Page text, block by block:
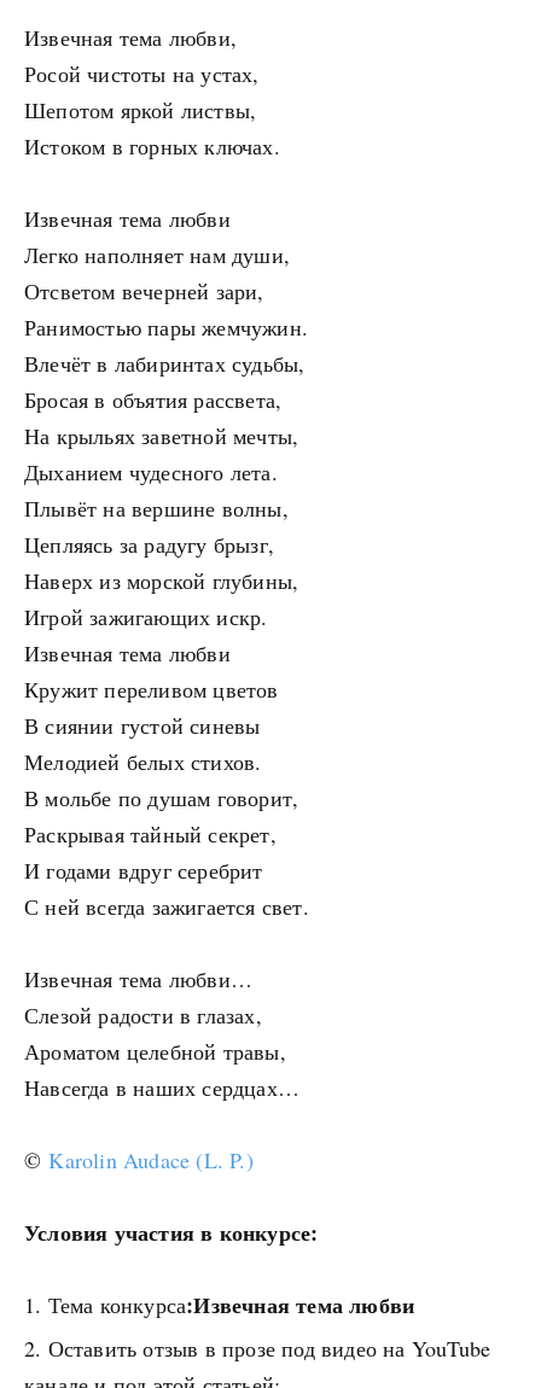
Извечная тема любви,
Росой чистоты на устах,
Шепотом яркой листвы,
Истоком в горных ключах.
Извечная тема любви
Легко наполняет нам души,
Отсветом вечерней зари,
Ранимостью пары жемчужин.
Влечёт в лабиринтах судьбы,
Бросая в объятия рассвета,
На крыльях заветной мечты,
Дыханием чудесного лета.
Плывёт на вершине волны,
Цепляясь за радугу брызг,
Наверх из морской глубины,
Игрой зажигающих искр.
Извечная тема любви
Кружит переливом цветов
В сиянии густой синевы
Мелодией белых стихов.
В мольбе по душам говорит,
Раскрывая тайный секрет,
И годами вдруг серебрит
С ней всегда зажигается свет.
Извечная тема любви…
Слезой радости в глазах,
Ароматом целебной травы,
Навсегда в наших сердцах…
©Karolin Audace (L. P.)
Условия участия в конкурсе:
Тема конкурса:Извечная тема любви
Оставить отзыв в прозе под видео на YouTube